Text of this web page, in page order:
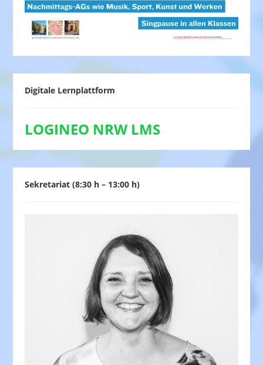
Digitale Lernplattform
LOGINEO NRW LMS
Sekretariat (8:30 h – 13:00 h)